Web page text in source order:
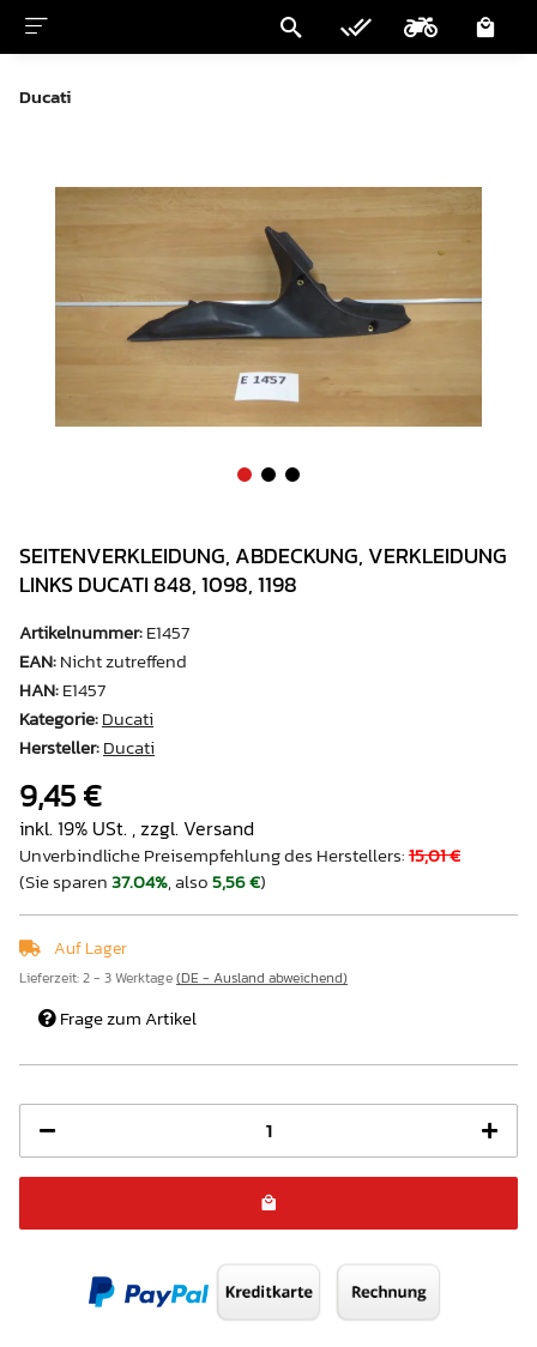
Ducati
SEITENVERKLEIDUNG, ABDECKUNG, VERKLEIDUNG
LINKS DUCATI 848, 1098, 1198
Artikelnummer:E1457
EAN:Nicht zutreffend
HAN:E1457
Kategorie:Ducati
Hersteller:Ducati
9,45 €
inkl. 19% USt. , zzgl. Versand
Unverbindliche Preisempfehlung des Herstellers:15,01 €
(Sie sparen37.04%, also5,56 €)
Auf Lager
Lieferzeit:2 - 3 Werktage(DE - Ausland abweichend)
Frage zum Artikel